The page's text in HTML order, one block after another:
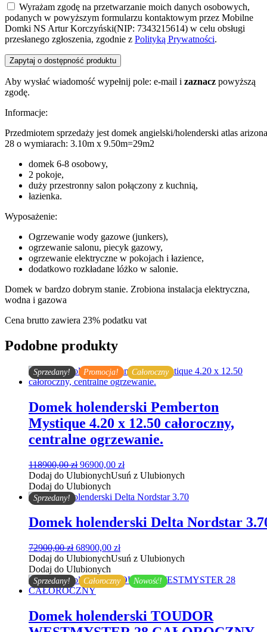
Wyrażam zgodę na przetwarzanie moich danych osobowych,
podanych w powyższym formularzu kontaktowym przez Mobilne
Domki NS Artur Korczyński(NIP: 7343215614) w celu obsługi
przesłanego zgłoszenia, zgodnie z Polityką Prywatności.
Aby wysłać wiadomość wypełnij pole: e-mail i zaznacz powyższą
zgodę.
Informacje:
Przedmiotem sprzedaży jest domek angielski/holenderski atlas arizona
28 o wymiarach: 3.10m x 9.50m=29m2
domek 6-8 osobowy,
2 pokoje,
duży przestronny salon połączony z kuchnią,
łazienka.
Wyposażenie:
Ogrzewanie wody gazowe (junkers),
ogrzewanie salonu, piecyk gazowy,
ogrzewanie elektryczne w pokojach i łazience,
dodatkowo rozkładane lóżko w salonie.
Domek w bardzo dobrym stanie. Zrobiona instalacja elektryczna,
wodna i gazowa
Cena brutto zawiera 23% podatku vat
Podobne produkty
Sprzedany! Promocja! Całoroczny
Domek holenderski Pemberton
Mystique 4.20 x 12.50 całoroczny,
centralne ogrzewanie.
118900,00zł Pierwotna
cena
wynosiła:
118900,00 zł.
96900,00 złAktualna
cena
96900,00 zł.
Dodaj do UlubionychUsuń z Ulubionych
Dodaj do Ulubionych
Sprzedany!
Domek holenderski Delta Nordstar
72900,00zł Pierwotna
cena
wynosiła:
72900,00 zł.
68900,00 złAktualna
cena
68900,00 zł.
Dodaj do UlubionychUsuń z Ulubionych
Dodaj do Ulubionych
Sprzedany! Całoroczny Nowość!
Domek holenderski TOUDOR